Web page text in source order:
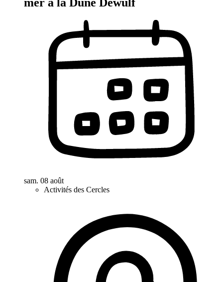
mer à la Dune Dewulf
sam. 08 août
Activités des Cercles